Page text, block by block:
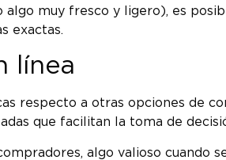
muy fresco y ligero), es
exactas.
línea
respecto a otras opciones de
que facilitan la toma de
algo valioso cuando